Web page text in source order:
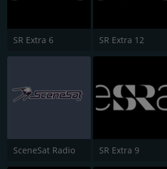
SR Extra 6 SR Extra 12
SceneSat Radio SR Extra 9